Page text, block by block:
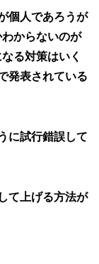
個人であろうが
からないのが
る対策はいく
発表されている
に試行錯誤して
て上げる方法が